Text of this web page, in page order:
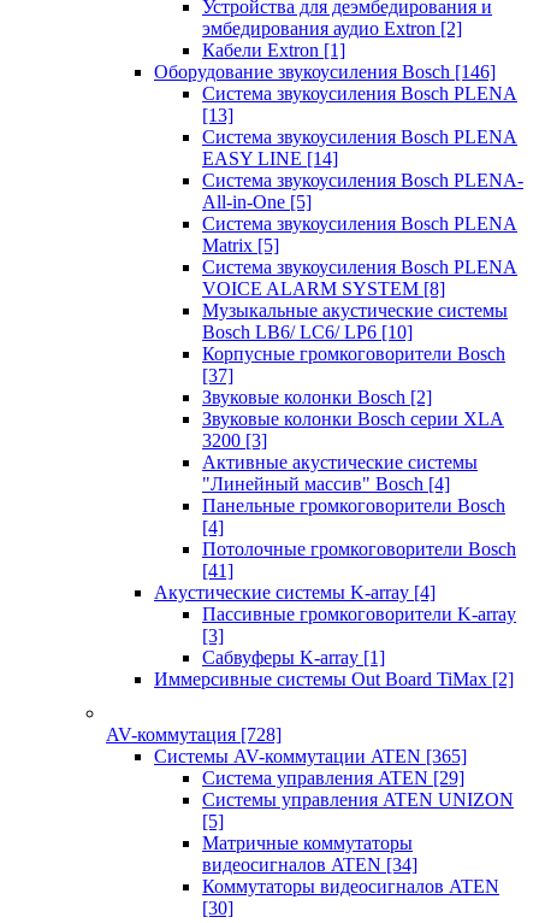
Устройства для деэмбедирования и
эмбедирования аудио Extron [2]
Кабели Extron [1]
Оборудование звукоусиления Bosch [146]
Система звукоусиления Bosch PLENA
[13]
Система звукоусиления Bosch PLENA
EASY LINE [14]
Система звукоусиления Bosch PLENA-
All-in-One [5]
Система звукоусиления Bosch PLENA
Matrix [5]
Система звукоусиления Bosch PLENA
VOICE ALARM SYSTEM [8]
Музыкальные акустические системы
Bosch LB6/ LC6/ LP6 [10]
Корпусные громкоговорители Bosch
[37]
Звуковые колонки Bosch [2]
Звуковые колонки Bosch серии XLA
3200 [3]
Активные акустические системы
"Линейный массив" Bosch [4]
Панельные громкоговорители Bosch
[4]
Потолочные громкоговорители Bosch
[41]
Акустические системы K-array [4]
Пассивные громкоговорители K-array
[3]
Сабвуферы K-array [1]
Иммерсивные системы Out Board TiMax [2]
AV-коммутация [728]
Системы AV-коммутации ATEN [365]
Система управления ATEN [29]
Системы управления ATEN UNIZON
[5]
Матричные коммутаторы
видеосигналов ATEN [34]
Коммутаторы видеосигналов ATEN
[30]